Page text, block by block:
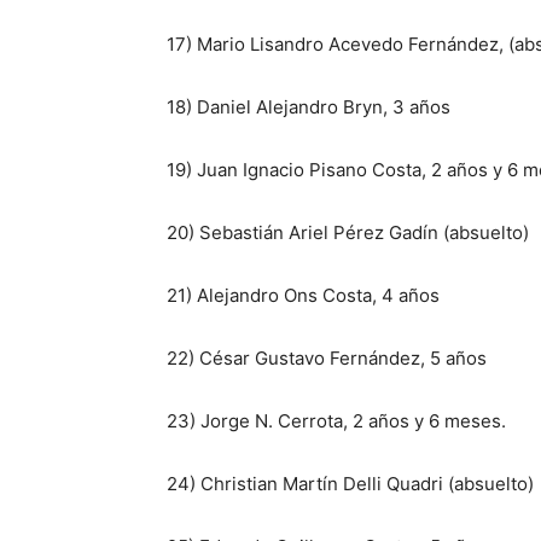
17) Mario Lisandro Acevedo Fernández,
18) Daniel Alejandro Bryn, 3 años
19) Juan Ignacio Pisano Costa, 2 años y 6
20) Sebastián Ariel Pérez Gadín (absuelto)
21) Alejandro Ons Costa, 4 años
22) César Gustavo Fernández, 5 años
23) Jorge N. Cerrota, 2 años y 6 meses.
24) Christian Martín Delli Quadri (absuelto)